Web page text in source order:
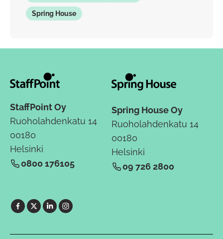
Spring House
StaffPoint Oy
Ruoholahdenkatu 14
00180
Helsinki
0800 176105
Spring House Oy
Ruoholahdenkatu 14
00180
Helsinki
09 726 2800